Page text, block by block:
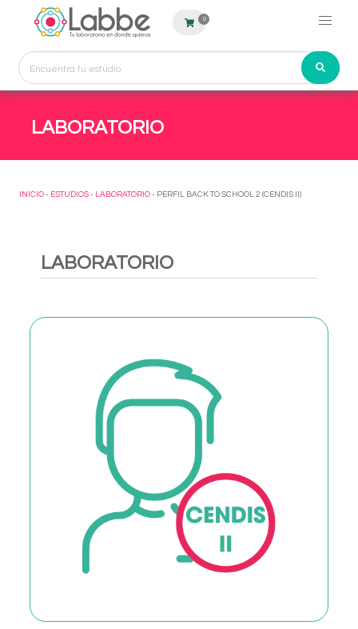
0
LABORATORIO
INICIO - ESTUDIOS - LABORATORIO - PERFIL BACK TO SCHOOL 2 (CENDIS II)
LABORATORIO